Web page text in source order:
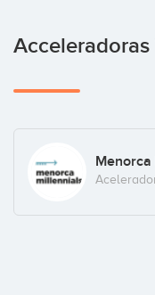
Inversor
Inversor
Acceleradoras